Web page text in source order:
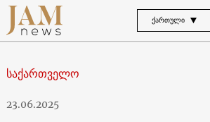
ᲥᲐᲠᲗᲣᲚᲘ
საქართველო
23.06.2025